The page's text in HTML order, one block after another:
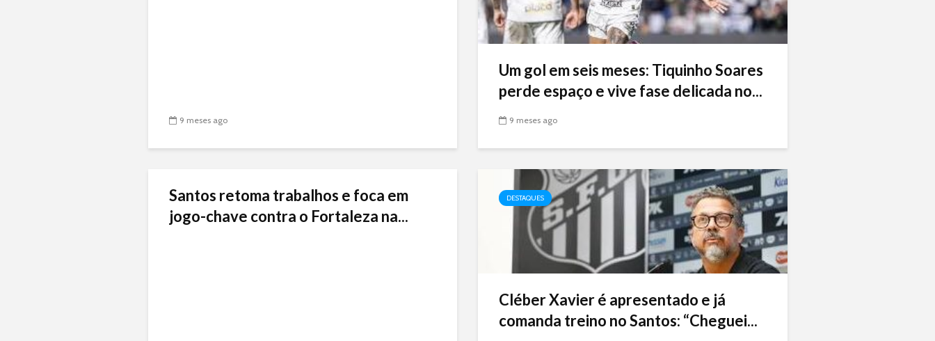
9 meses ago
Um gol em seis meses: Tiquinho Soares
perde espaço e vive fase delicada no...
9 meses ago
Santos retoma trabalhos e foca em
jogo-chave contra o Fortaleza na...
DESTAQUES
Cléber Xavier é apresentado e já
comanda treino no Santos: “Cheguei...